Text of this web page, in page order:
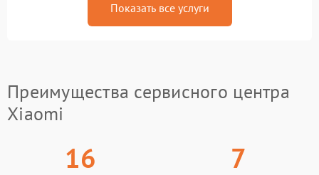
Показать все услуги
Преимущества сервисного центра
Xiaomi
16 7